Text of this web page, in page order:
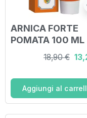
ARNICA FORTE
POMATA 100 ML
18,90 €
Aggiungi al